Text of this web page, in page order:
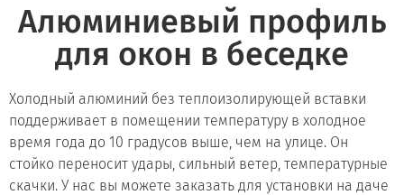
Алюминиевый профиль
для окон в беседке
Холодный алюминий без теплоизолирующей вставки
поддерживает в помещении температуру в холодное
время года до 10 градусов выше, чем на улице. Он
стойко переносит удары, сильный ветер, температурные
скачки. У нас вы можете заказать для установки на даче